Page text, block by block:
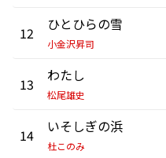
12 ひとひらの雪
小金沢昇司
13 わたし
松尾雄史
14 いそしぎの浜
杜このみ